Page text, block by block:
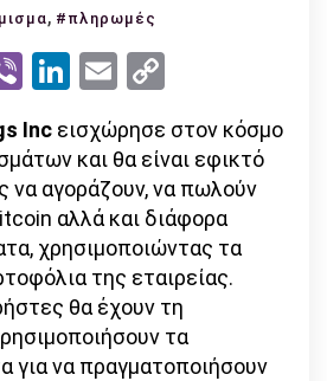
, #πληρωμές
ViberLinkedIn
Email
Inc εισχώρησε στον κόσμο
και θα είναι εφικτό
να αγοράζουν, να πωλούν
αλλά και διάφορα
χρησιμοποιώντας τα
της εταιρείας.
θα έχουν τη
τα
για να πραγματοποιήσουν